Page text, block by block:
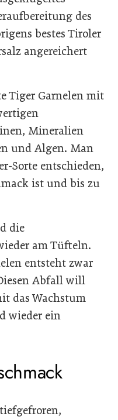
des
bestes Tiroler
angereichert
Tiger Garnelen mit
Mineralien
und Algen. Man
Sorte entschieden,
ist und bis zu
die
am Tüfteln.
entsteht zwar
Abfall will
das Wachstum
wieder ein